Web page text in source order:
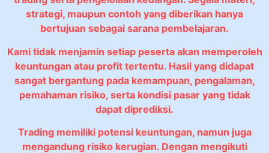
strategi, maupun contoh yang diberikan hanya
bertujuan sebagai sarana pembelajaran.
Kami tidak menjamin setiap peserta akan memperoleh
keuntungan atau profit tertentu. Hasil yang didapat
sangat bergantung pada kemampuan, pengalaman,
pemahaman risiko, serta kondisi pasar yang tidak
dapat diprediksi.
Trading memiliki potensi keuntungan, namun juga
mengandung risiko kerugian. Dengan mengikuti